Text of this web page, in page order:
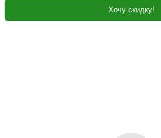
Хочу скидку!